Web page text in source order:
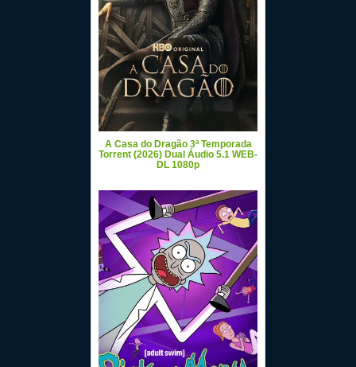
A Casa do Dragão 3ª Temporada
Torrent (2026) Dual Áudio 5.1 WEB-
DL 1080p